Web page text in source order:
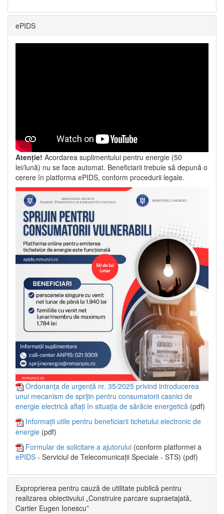
ePIDS
Atenție! Acordarea suplimentului pentru energie (50
lei/lună) nu se face automat. Beneficiarii trebuie să depună o
cerere în platforma ePIDS, conform procedurii legale.
Ordonanța de urgență nr. 35/2025 privind introducerea
unui mecanism de sprijin pentru consumatorii casnici de
energie electrică aflați în situația de sărăcie energetică (pdf)
Informații utile pentru beneficiarii tichetului electronic de
energie (pdf)
Formular de solicitare a ajutorului (conform platformei a
ePIDS - Serviciul de Telecomunicații Speciale - STS) (pdf)
Exproprierea pentru cauză de utilitate publică pentru
realizarea obiectivului „Construire parcare supraetajată,
Cartier Eugen Ionescu”